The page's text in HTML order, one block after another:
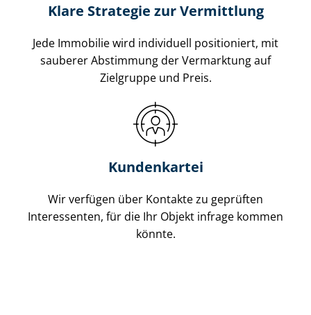
Klare Strategie zur Vermittlung
Jede Immobilie wird individuell positioniert, mit
sauberer Abstimmung der Vermarktung auf
Zielgruppe und Preis.
Kundenkartei
Wir verfügen über Kontakte zu geprüften
Interessenten, für die Ihr Objekt infrage kommen
könnte.